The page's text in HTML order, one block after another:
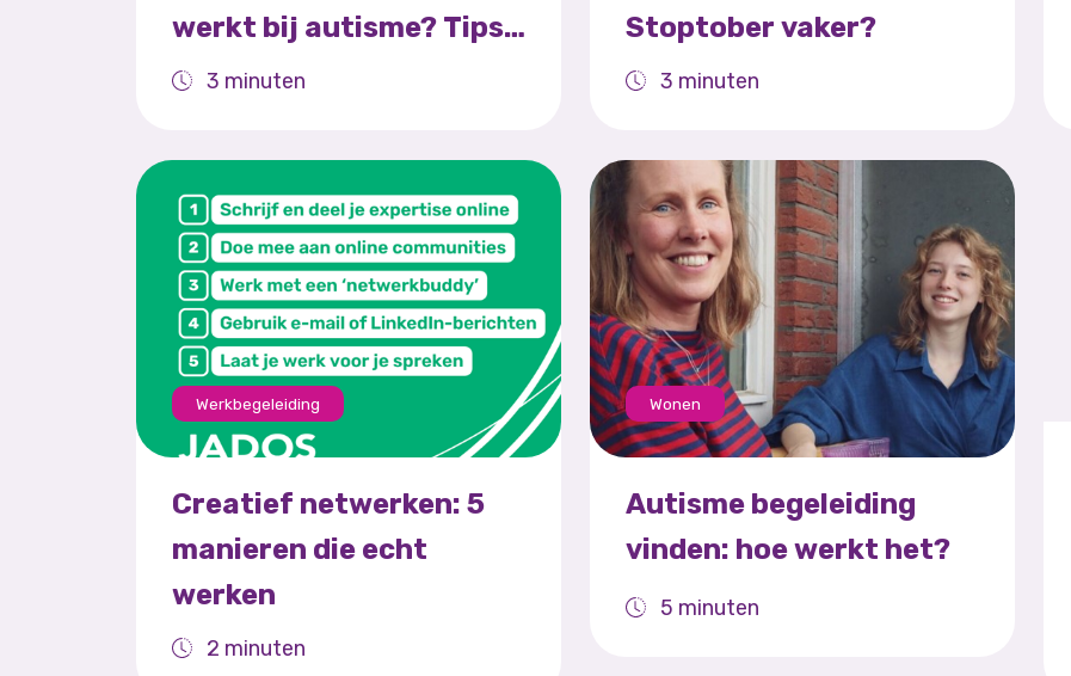
werkt bij autisme? Tips
uit de praktijk
3 minuten
Stoptober vaker?
3 minuten
Werkbegeleiding
Creatief netwerken: 5
manieren die echt
werken
2 minuten
Wonen
Autisme begeleiding
vinden: hoe werkt het?
5 minuten